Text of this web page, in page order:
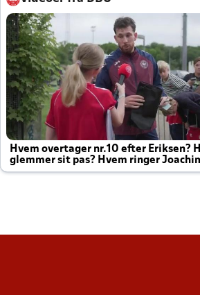
Hvem overtager nr.10 efter Eriksen?
glemmer sit pas? Hvem ringer
altid til efter kampe?